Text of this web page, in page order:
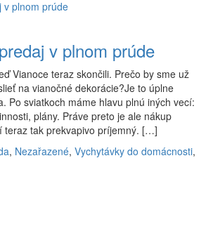
v plnom prúde
Vianoce teraz skončili. Prečo by sme už
na vianočné dekorácie?Je to úplne
Po sviatkoch máme hlavu plnú iných vecí:
plány. Práve preto je ale nákup
teraz tak prekvapivo príjemný. […]
, Nezařazené, Vychytávky do domácnosti,